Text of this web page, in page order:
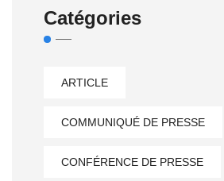
Catégories
ARTICLE
COMMUNIQUÉ DE PRESSE
CONFÉRENCE DE PRESSE